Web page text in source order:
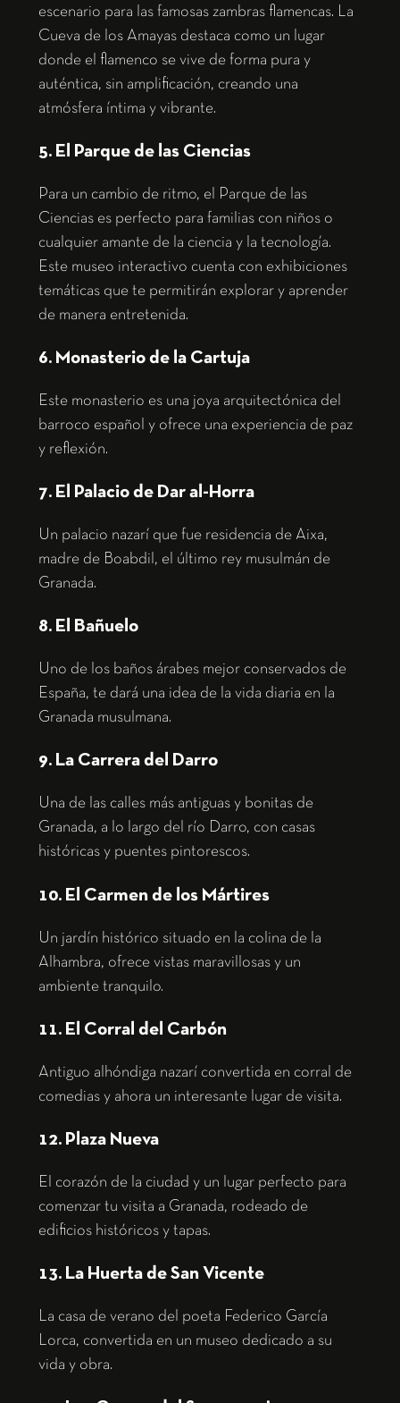
escenario para las famosas zambras flamencas. La
Cueva de los Amayas destaca como un lugar
donde el flamenco se vive de forma pura y
auténtica, sin amplificación, creando una
atmósfera íntima y vibrante.
5. El Parque de las Ciencias
Para un cambio de ritmo, el Parque de las
Ciencias es perfecto para familias con niños o
cualquier amante de la ciencia y la tecnología.
Este museo interactivo cuenta con exhibiciones
temáticas que te permitirán explorar y aprender
de manera entretenida.
6. Monasterio de la Cartuja
Este monasterio es una joya arquitectónica del
barroco español y ofrece una experiencia de paz
y reflexión.
7. El Palacio de Dar al-Horra
Un palacio nazarí que fue residencia de Aixa,
madre de Boabdil, el último rey musulmán de
Granada.
8. El Bañuelo
Uno de los baños árabes mejor conservados de
España, te dará una idea de la vida diaria en la
Granada musulmana.
9. La Carrera del Darro
Una de las calles más antiguas y bonitas de
Granada, a lo largo del río Darro, con casas
históricas y puentes pintorescos.
10. El Carmen de los Mártires
Un jardín histórico situado en la colina de la
Alhambra, ofrece vistas maravillosas y un
ambiente tranquilo.
11. El Corral del Carbón
Antiguo alhóndiga nazarí convertida en corral de
comedias y ahora un interesante lugar de visita.
12. Plaza Nueva
El corazón de la ciudad y un lugar perfecto para
comenzar tu visita a Granada, rodeado de
edificios históricos y tapas.
13. La Huerta de San Vicente
La casa de verano del poeta Federico García
Lorca, convertida en un museo dedicado a su
vida y obra.